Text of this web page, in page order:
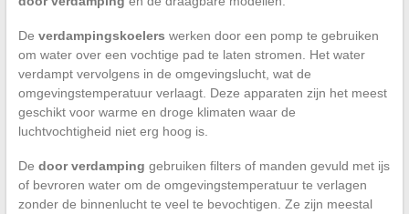
De verdampingskoelers werken door een pomp te gebruiken
om water over een vochtige pad te laten stromen. Het water
verdampt vervolgens in de omgevingslucht, wat de
omgevingstemperatuur verlaagt. Deze apparaten zijn het meest
geschikt voor warme en droge klimaten waar de
luchtvochtigheid niet erg hoog is.
De door verdamping gebruiken filters of manden gevuld met ijs
of bevroren water om de omgevingstemperatuur te verlagen
zonder de binnenlucht te veel te bevochtigen. Ze zijn meestal